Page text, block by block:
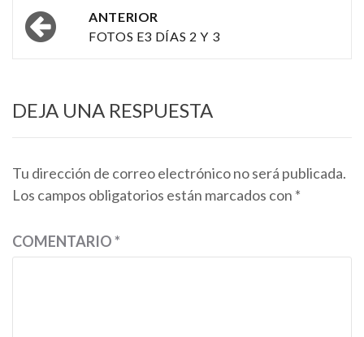
Navegación
por
ANTERIOR
FOTOS E3 DÍAS 2 Y 3
DEJA UNA RESPUESTA
Tu dirección de correo electrónico no será publicada.
Los campos obligatorios están marcados con *
COMENTARIO*